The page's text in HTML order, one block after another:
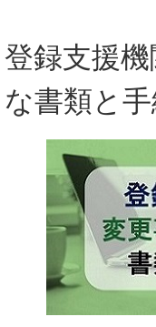
登録支援機関の
登録支援
な書類と